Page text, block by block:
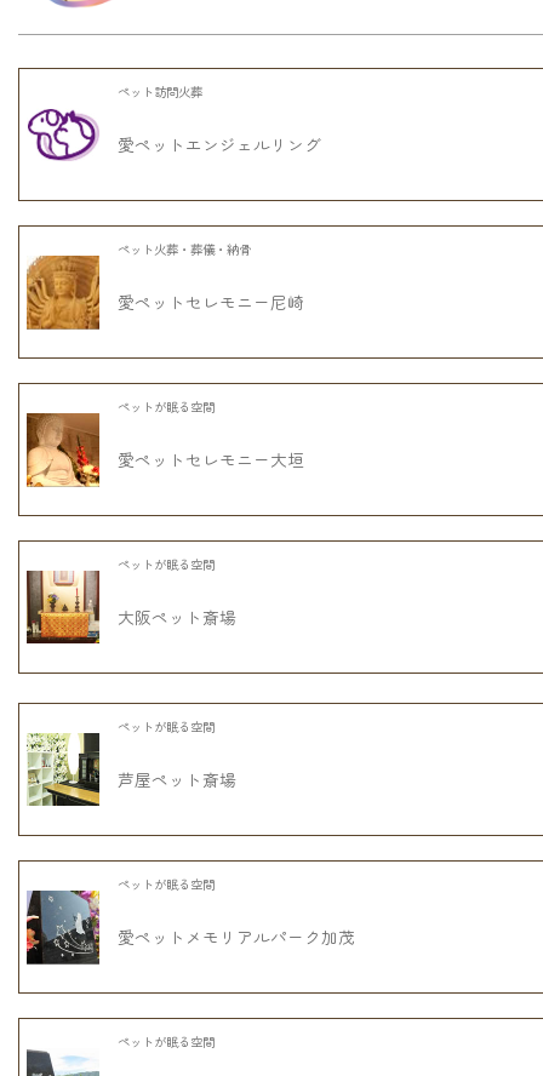
ペット訪問火葬
愛ペットエンジェルリング
ペット火葬・葬儀・納骨
愛ペットセレモニー尼崎
ペットが眠る空間
愛ペットセレモニー大垣
ペットが眠る空間
大阪ペット斎場
ペットが眠る空間
芦屋ペット斎場
ペットが眠る空間
愛ペットメモリアルパーク加茂
ペットが眠る空間